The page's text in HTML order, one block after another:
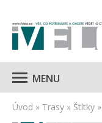
MENU
Úvod » Trasy » Štítky »